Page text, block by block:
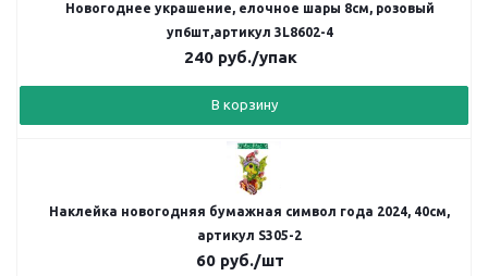
Новогоднее украшение, елочное шары 8см, розовый
уп6шт,артикул 3L8602-4
240руб./упак
В корзину
Наклейка новогодняя бумажная символ года 2024, 40см,
артикул S305-2
60 руб./шт